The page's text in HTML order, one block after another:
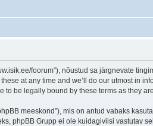
foorum”), nõustud sa järgnevate
at any time and we’ll do our utmost in
be legally bound by these terms as they
meeskond”), mis on antud vabaks
phpBB Grupp ei ole kuidagiviisi vastutav